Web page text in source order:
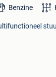
Benzine